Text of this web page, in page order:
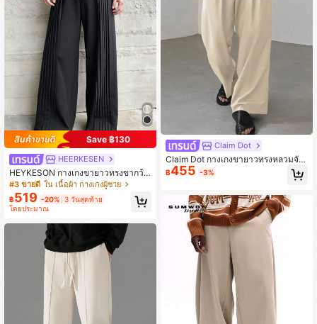
Save ฿130
HEERKESEN
HEYKESON กางเกงขายาวทรงขากว้า
งสีดำสำหรับผู้ชาย ดีไซน์อัดพลีท สไตล์
สตรีท
#3 ขายดี ใน เนื้อผ้า กางเกงผู้ชาย
฿519 -20% 3 วันสุดท้าย
โดยประมาณ
Claim Dot
Claim Dot กางเกงขายาวทรงหลวมจับ
จีบเอวพับได้สำหรับผู้ชาย สำหรับฤดูใบ
ไม้ร่วง
฿455 -3%